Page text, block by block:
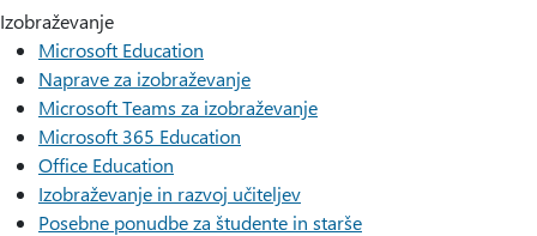
Izobraževanje
Microsoft Education
Naprave za izobraževanje
Microsoft Teams za izobraževanje
Microsoft 365 Education
Office Education
Izobraževanje in razvoj učiteljev
Posebne ponudbe za študente in starše